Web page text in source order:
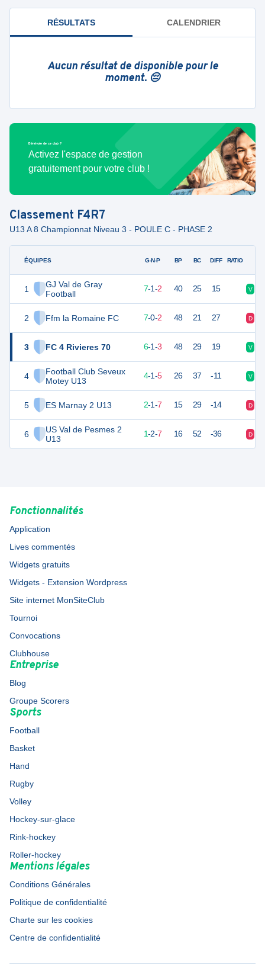
RÉSULTATS CALENDRIER
Aucun résultat de disponible pour le
moment. 😔
Bénévole de ce club ?
Activez l'espace de gestion
gratuitement pour votre club !
Classement F4R7
U13 A 8 Championnat Niveau 3 - POULE C - PHASE 2
ÉQUIPES
1
GJ Val de Gray
Football
2 Ffm la Romaine FC
3 FC 4 Rivieres 70
4
Football Club Seveux
Motey U13
5 ES Marnay 2 U13
6
US Val de Pesmes 2
U13
G-N-P BP BC DIFF RATIO
7-1-2 40 25 15 V
20 7-0-2 48 21 27 D
19 6-1-3 48 29 19 V
13 10 4-1-5 26 37 -11 V
7 2-1-7 15 29 -14 D
5 1-2-7 16 52 -36 D
Fonctionnalités
Application
Lives commentés
Widgets gratuits
Widgets - Extension Wordpress
Site internet MonSiteClub
Tournoi
Convocations
Clubhouse
Entreprise
Blog
Groupe Scorers
Sports
Football
Basket
Hand
Rugby
Volley
Hockey-sur-glace
Rink-hockey
Roller-hockey
Mentions légales
Conditions Générales
Politique de confidentialité
Charte sur les cookies
Centre de confidentialité